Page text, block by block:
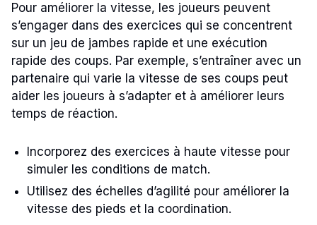
Pour améliorer la vitesse, les joueurs peuvent
s’engager dans des exercices qui se concentrent
sur un jeu de jambes rapide et une exécution
rapide des coups. Par exemple, s’entraîner avec un
partenaire qui varie la vitesse de ses coups peut
aider les joueurs à s’adapter et à améliorer leurs
temps de réaction.
Incorporez des exercices à haute vitesse pour
simuler les conditions de match.
Utilisez des échelles d’agilité pour améliorer la
vitesse des pieds et la coordination.